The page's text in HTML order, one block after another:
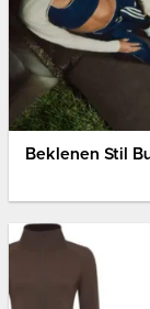
Beklenen Stil